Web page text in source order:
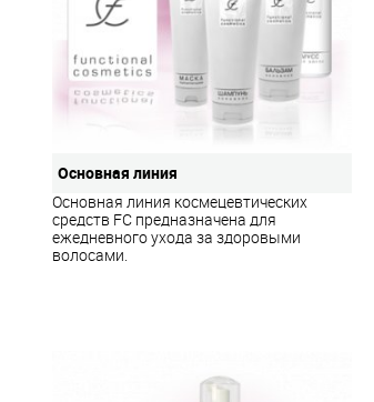
Основная линия
Основная линия космецевтических
средств FC предназначена для
ежедневного ухода за здоровыми
волосами.